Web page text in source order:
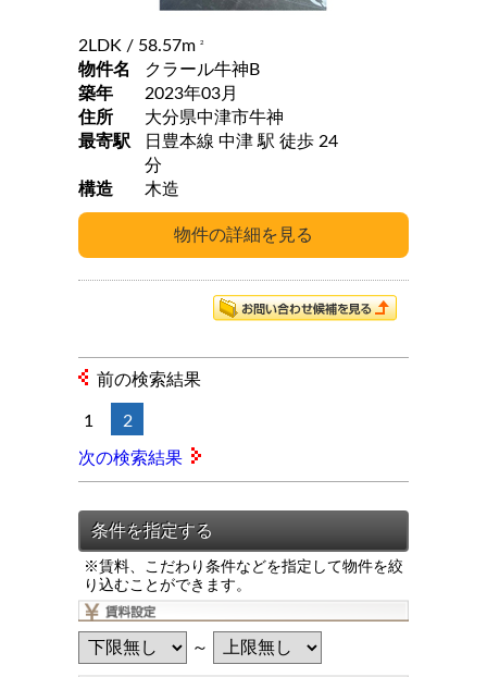
※賃料、こだわり条件などを指定して物件を絞
り込むことができます。
～
2LDK / 58.57m 2
物件名
クラール牛神B
築年
2023年03月
住所
大分県中津市牛神
最寄駅
日豊本線 中津 駅 徒歩 24
分
構造
木造
前の検索結果
1 2
次の検索結果